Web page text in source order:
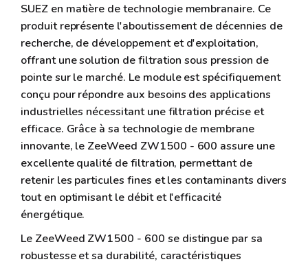
SUEZ en matière de technologie membranaire. Ce
produit représente l'aboutissement de décennies de
recherche, de développement et d'exploitation,
offrant une solution de filtration sous pression de
pointe sur le marché. Le module est spécifiquement
conçu pour répondre aux besoins des applications
industrielles nécessitant une filtration précise et
efficace. Grâce à sa technologie de membrane
innovante, le ZeeWeed ZW1500 - 600 assure une
excellente qualité de filtration, permettant de
retenir les particules fines et les contaminants divers
tout en optimisant le débit et l'efficacité
énergétique.
Le ZeeWeed ZW1500 - 600 se distingue par sa
robustesse et sa durabilité, caractéristiques